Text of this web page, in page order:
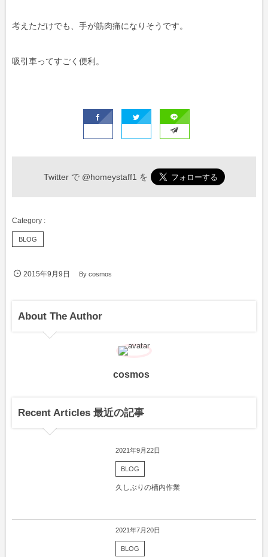
考えただけでも、手が筋肉痛になりそうです。
吸引車ってすごく便利。
Twitter で @homeystaff1 を
BLOG
2015年9月9日 Bycosmos
About The Author
cosmos
Recent Articles 最近の記事
2021年9月22日
BLOG
久しぶりの槽内作業
2021年7月20日
BLOG